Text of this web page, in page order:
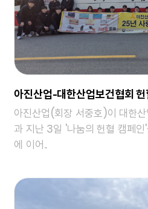
아진산업-대한산업보건협회 헌
아진산업(회장 서중호)이 대한
과 지난 3일 '나눔의 헌혈 캠페
에 이어..